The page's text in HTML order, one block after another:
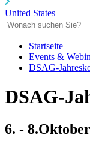
United States
Startseite
Events &
DSAG-
DSAG-
6. -